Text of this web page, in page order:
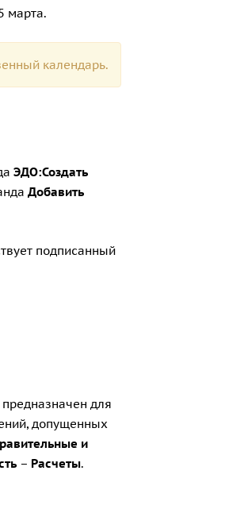
марта.
календарь.
ЭДО:Создать
Добавить
подписанный
для
допущенных
и
– Расчеты.